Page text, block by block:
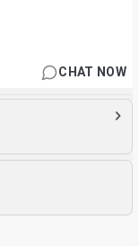
CHAT NOW